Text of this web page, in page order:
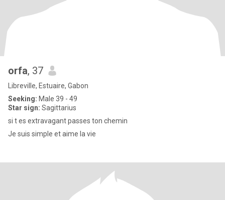
orfa, 37
Libreville, Estuaire, Gabon
Seeking: Male 39 - 49
Star sign: Sagittarius
si t es extravagant passes ton chemin
Je suis simple et aime la vie